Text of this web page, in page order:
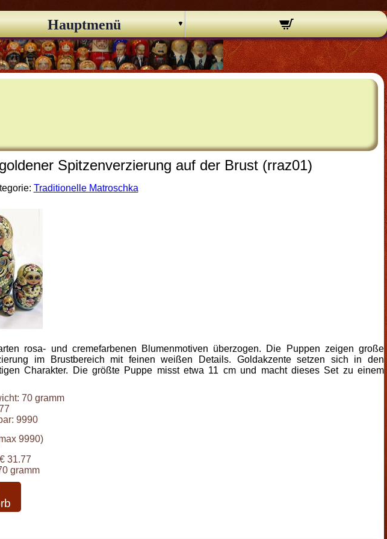
Hauptmenü
Spitzenverzierung auf der Brust (rraz01)
Traditionelle Matroschka
rosa- und cremefarbenen Blumenmotiven überzogen. Die Puppen zeigen große
im Brustbereich mit feinen weißen Details. Goldakzente setzen sich in den
Charakter. Die größte Puppe misst etwa 11 cm und macht dieses Set zu einem
70 gramm
9990
9990)
€ 31.77
gramm